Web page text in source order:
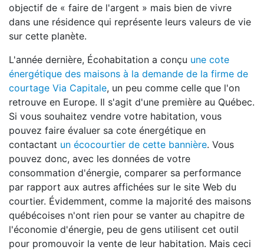
objectif de « faire de l'argent » mais bien de vivre
dans une résidence qui représente leurs valeurs de vie
sur cette planète.
L'année dernière, Écohabitation a conçu une cote
énergétique des maisons à la demande de la firme de
courtage Via Capitale, un peu comme celle que l'on
retrouve en Europe. Il s'agit d'une première au Québec.
Si vous souhaitez vendre votre habitation, vous
pouvez faire évaluer sa cote énergétique en
contactant un écocourtier de cette bannière. Vous
pouvez donc, avec les données de votre
consommation d'énergie, comparer sa performance
par rapport aux autres affichées sur le site Web du
courtier. Évidemment, comme la majorité des maisons
québécoises n'ont rien pour se vanter au chapitre de
l'économie d'énergie, peu de gens utilisent cet outil
pour promouvoir la vente de leur habitation. Mais ceci